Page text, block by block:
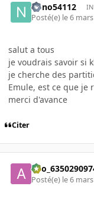
nono54112
Posté(e) le 6
salut a tous
je voudrais savoir si
je cherche des
Emule, est ce que je
merci d'avance
Citer
Posté(e) le 6